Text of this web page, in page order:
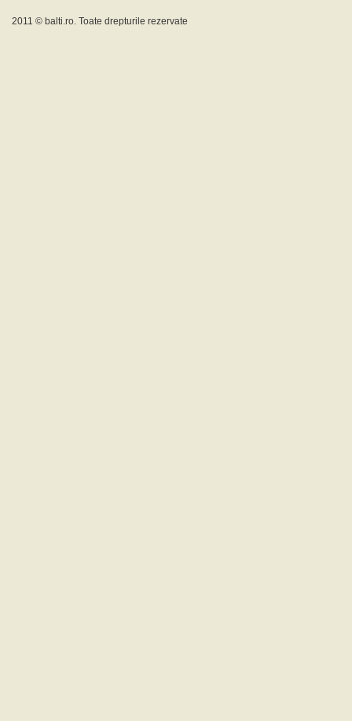
2011 © balti.ro. Toate drepturile rezervate